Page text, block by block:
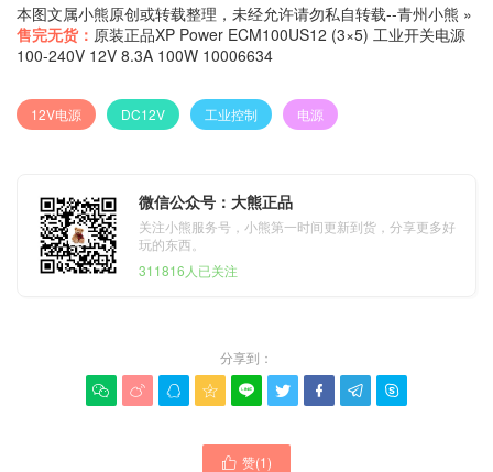
本图文属小熊原创或转载整理，未经允许请勿私自转载--青州小熊 »
售完无货： 原装正品XP Power ECM100US12 (3×5) 工业开关电源
100-240V 12V 8.3A 100W 10006634
12V电源 DC12V 工业控制 电源
微信公众号：大熊正品
关注小熊服务号，小熊第一时间更新到货，分享更多好
玩的东西。
311816人已关注
分享到：
        
 赞(1)